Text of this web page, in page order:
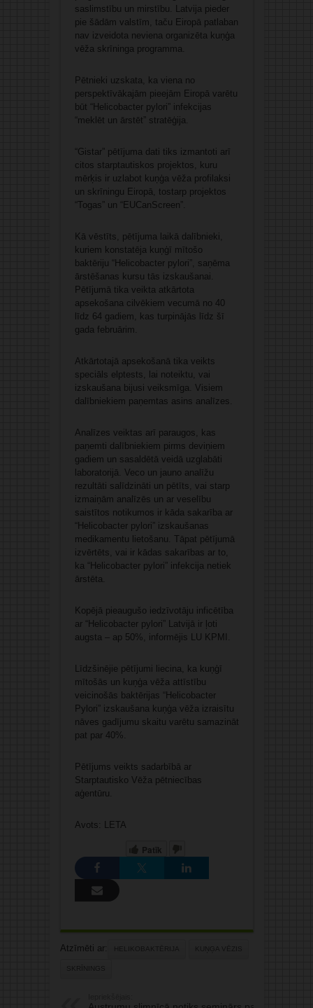
saslimstību un mirstību. Latvija pieder
pie šādām valstīm, taču Eiropā patlaban
nav izveidota neviena organizēta kuņģa
vēža skrīninga programma.
Pētnieki uzskata, ka viena no
perspektīvākajām pieejām Eiropā varētu
būt “Helicobacter pylori” infekcijas
“meklēt un ārstēt” stratēģija.
“Gistar” pētījuma dati tiks izmantoti arī
citos starptautiskos projektos, kuru
mērķis ir uzlabot kuņģa vēža profilaksi
un skrīningu Eiropā, tostarp projektos
“Togas” un “EUCanScreen”.
Kā vēstīts, pētījuma laikā dalībnieki,
kuriem konstatēja kuņģī mītošo
baktēriju “Helicobacter pylori”, saņēma
ārstēšanas kursu tās izskaušanai.
Pētījumā tika veikta atkārtota
apsekošana cilvēkiem vecumā no 40
līdz 64 gadiem, kas turpinājās līdz šī
gada februārim.
Atkārtotajā apsekošanā tika veikts
speciāls elptests, lai noteiktu, vai
izskaušana bijusi veiksmīga. Visiem
dalībniekiem paņemtas asins analīzes.
Analīzes veiktas arī paraugos, kas
paņemti dalībniekiem pirms deviņiem
gadiem un sasaldētā veidā uzglabāti
laboratorijā. Veco un jauno analīžu
rezultāti salīdzināti un pētīts, vai starp
izmaiņām analīzēs un ar veselību
saistītos notikumos ir kāda sakarība ar
“Helicobacter pylori” izskaušanas
medikamentu lietošanu. Tāpat pētījumā
izvērtēts, vai ir kādas sakarības ar to,
ka “Helicobacter pylori” infekcija netiek
ārstēta.
Kopējā pieaugušo iedzīvotāju inficētība
ar “Helicobacter pylori” Latvijā ir ļoti
augsta – ap 50%, informējis LU KPMI.
Līdzšinējie pētījumi liecina, ka kuņģī
mītošās un kuņģa vēža attīstību
veicinošās baktērijas “Helicobacter
Pylori” izskaušana kuņģa vēža izraisītu
nāves gadījumu skaitu varētu samazināt
pat par 40%.
Pētījums veikts sadarbībā ar
Starptautisko Vēža pētniecības
aģentūru.
Avots: LETA
Patīk
Atzīmēti ar: HELIKOBAKTĒRIJA KUŅĢA VĒZIS
SKRĪNINGS